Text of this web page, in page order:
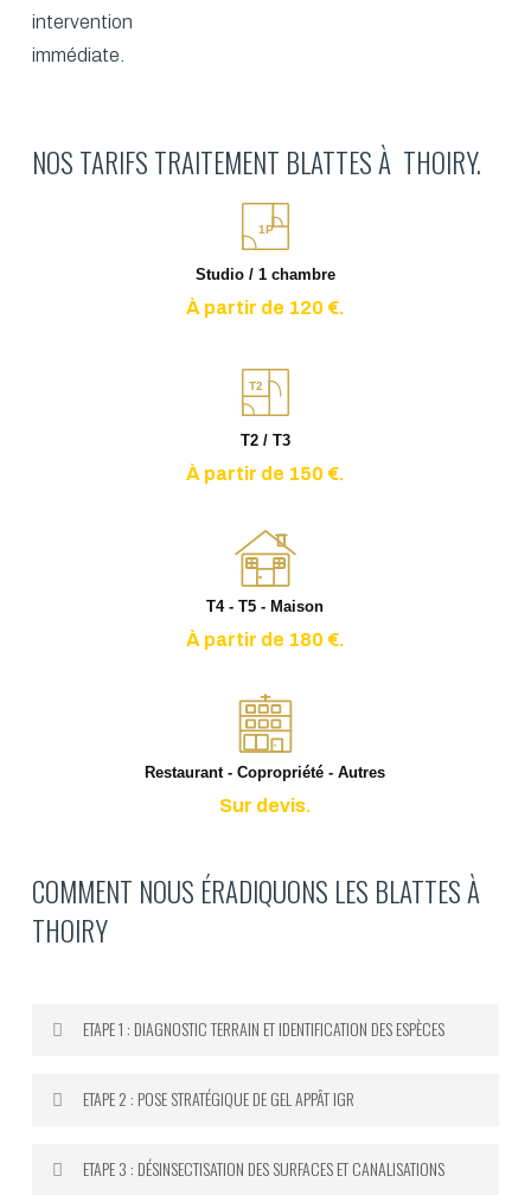
intervention
immédiate.
NOS TARIFS TRAITEMENT BLATTES À THOIRY.
1P
Studio / 1 chambre
À partir de 120 €.
T2
T2 / T3
À partir de 150 €.
T4 - T5 - Maison
À partir de 180 €.
Restaurant - Copropriété - Autres
Sur devis.
COMMENT NOUS ÉRADIQUONS LES BLATTES À
THOIRY
ETAPE 1 : DIAGNOSTIC TERRAIN ET IDENTIFICATION DES ESPÈCES
Notre technicien inspecte systématiquement tous
derrière l’électroménager, dans les gaines
ETAPE 2 : POSE STRATÉGIQUE DE GEL APPÂT IGR
Nous appliquons un gel appât professionnel à base
ETAPE 3 : DÉSINSECTISATION DES SURFACES ET CANALISATIONS